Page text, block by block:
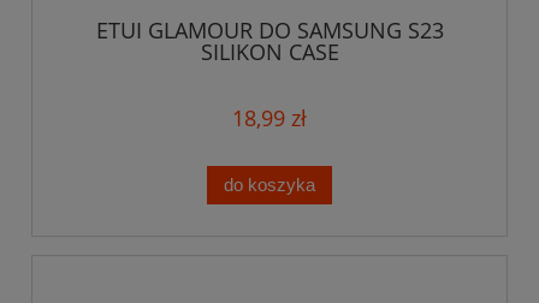
ETUI GLAMOUR DO SAMSUNG S23
SILIKON CASE
18,99 zł
do koszyka